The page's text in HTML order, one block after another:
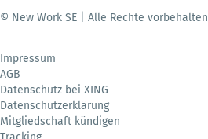
© New Work SE | Alle Rechte vorbehalten
Impressum
AGB
Datenschutz bei XING
Datenschutzerklärung
Mitgliedschaft kündigen